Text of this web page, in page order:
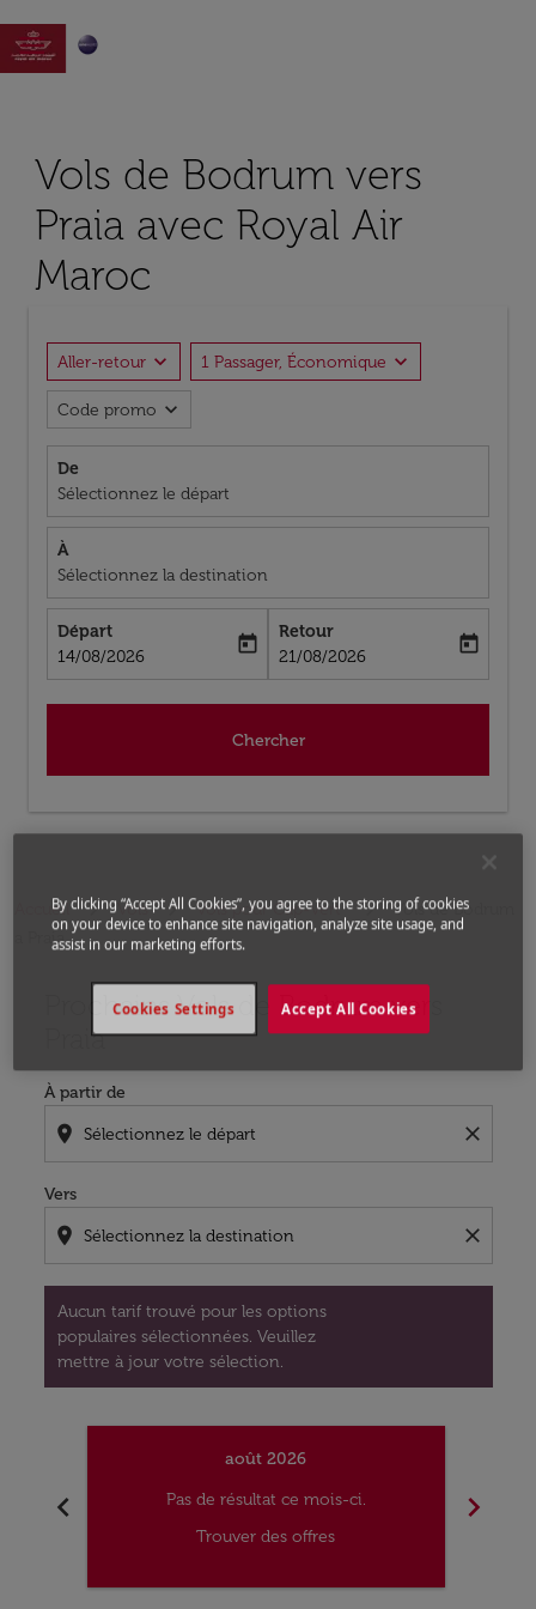

Vols de Bodrum vers
Praia avec Royal Air
Maroc
Aller-retour expand_more 1 Passager, Économique expand_more
Code promo expand_more
De
Sélectionnez le départ
À
Sélectionnez la destination
Départ
fc-booking-departure-date-aria-label
14/08/2026
today
Retour
fc-booking-return-date-aria-label
21/08/2026
today
Chercher
Accueil Vols Vols pour Cap-Vert
Vols de Bodrum
a Praia
Prochains Vols de Bodrum vers
Praia
À partir de
location_on close
Vers
location_on close
Aucun tarif trouvé pour les options
populaires sélectionnées. Veuillez
mettre à jour votre sélection.
Aucun tarif trouvé pour les options populaires
chevron_left
août 2026
Pas de résultat ce mois-ci.
Trouver des offres
chevron_right
By clicking “Accept All Cookies”, you agree to the storing of cookies
on your device to enhance site navigation, analyze site usage, and
assist in our marketing efforts.
Accept All Cookies
Cookies Settings